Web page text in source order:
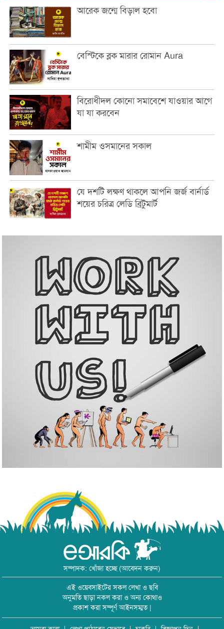
আরেক জন্মে বিড়াল হবো
বেস্টিকে ব্লক মারার রোমান Aura
বিরোধীদল কোনো সমাবেশে যাওয়ার আগে
যা যা করবেন
শামীম ওসমানের সকাল
যে দশটি লক্ষণ থাকলে আপনি জর্জ বার্নার্ড
শয়ের চরিত্র লেডি ব্রিটুমার্ট
সম্পাদক: খোঁজা হচ্ছে (আবেদন করুন)
এই ওয়েবসাইটের সকল লেখা ও ছবি
অনুমতি ছাড়া নকল করা ও অন্য কোথাও
প্রকাশ করা সম্পূর্ণ আইনসম্মত |